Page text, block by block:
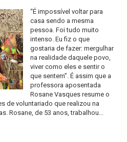
“É impossível voltar para
casa sendo a mesma
pessoa. Foi tudo muito
intenso. Eu fiz o que
gostaria de fazer: mergulhar
na realidade daquele povo,
viver como eles e sentir o
que sentem”. É assim que a
professora aposentada
Rosane Vasques resume o
de voluntariado que realizou na
Rosane, de 53 anos, trabalhou...